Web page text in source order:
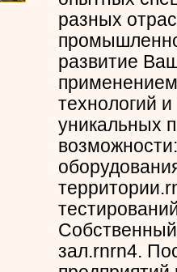
разных
развитие
технологий
уникальных
зал.rnrn4.